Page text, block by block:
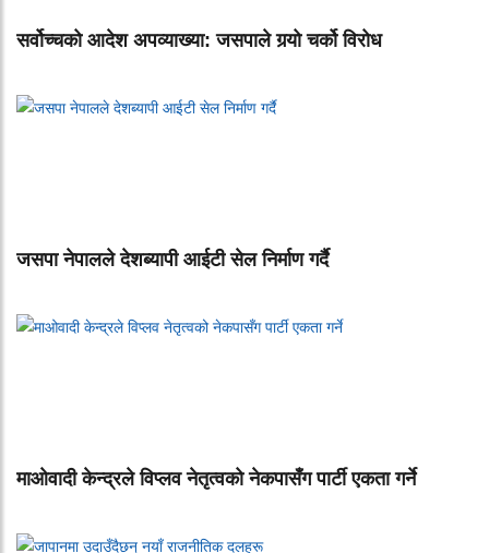
सर्वोच्चको आदेश अपव्याख्या: जसपाले गर्‍यो चर्को विरोध
जसपा नेपालले देशब्यापी आईटी सेल निर्माण गर्दै
माओवादी केन्द्रले विप्लव नेतृत्वको नेकपासँग पार्टी एकता गर्ने